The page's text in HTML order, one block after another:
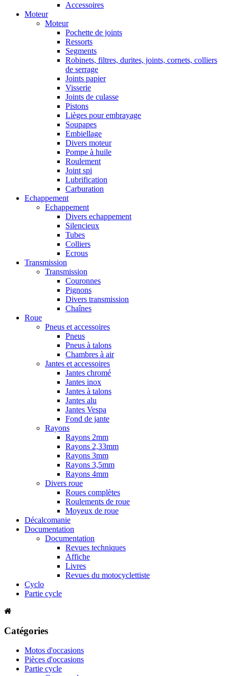
Accessoires
Moteur
Moteur
Pochette de joints
Ressorts
Segments
Robinets, filtres, durites, joints, cornets, colliers
de serrage
Joints papier
Visserie
Joints de culasse
Pistons
Lièges pour embrayage
Soupapes
Embiellage
Divers moteur
Pompe à huile
Roulement
Joint spi
Lubrification
Carburation
Echappement
Echappement
Divers echappement
Silencieux
Tubes
Colliers
Ecrous
Transmission
Transmission
Couronnes
Pignons
Divers transmission
Chaînes
Roue
Pneus et accessoires
Pneus
Pneus à talons
Chambres à air
Jantes et accessoires
Jantes chromé
Jantes inox
Jantes à talons
Jantes alu
Jantes Vespa
Fond de jante
Rayons
Rayons 2mm
Rayons 2,33mm
Rayons 3mm
Rayons 3,5mm
Rayons 4mm
Divers roue
Roues complètes
Roulements de roue
Moyeux de roue
Décalcomanie
Documentation
Documentation
Revues techniques
Affiche
Livres
Revues du motocyclettiste
Cyclo
Partie cycle
Catégories
Motos d'occasions
Pièces d'occasions
Partie cycle